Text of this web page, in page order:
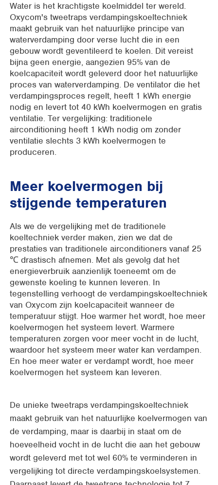
Water is het krachtigste koelmiddel ter wereld.
Oxycom's tweetraps verdampingskoeltechniek
maakt gebruik van het natuurlijke principe van
waterverdamping door verse lucht die in een
gebouw wordt geventileerd te koelen. Dit vereist
bijna geen energie, aangezien 95% van de
koelcapaciteit wordt geleverd door het natuurlijke
proces van waterverdamping. De ventilator die het
verdampingsproces regelt, heeft 1 kWh energie
nodig en levert tot 40 kWh koelvermogen en gratis
ventilatie. Ter vergelijking: traditionele
airconditioning heeft 1 kWh nodig om zonder
ventilatie slechts 3 kWh koelvermogen te
produceren.
Meer koelvermogen bij
stijgende temperaturen
Als we de vergelijking met de traditionele
koeltechniek verder maken, zien we dat de
prestaties van traditionele airconditioners vanaf 25
℃ drastisch afnemen. Met als gevolg dat het
energieverbruik aanzienlijk toeneemt om de
gewenste koeling te kunnen leveren. In
tegenstelling verhoogt de verdampingskoeltechniek
van Oxycom zijn koelcapaciteit wanneer de
temperatuur stijgt. Hoe warmer het wordt, hoe meer
koelvermogen het systeem levert. Warmere
temperaturen zorgen voor meer vocht in de lucht,
waardoor het systeem meer water kan verdampen.
En hoe meer water er verdampt wordt, hoe meer
koelvermogen het systeem kan leveren.
De unieke tweetraps verdampingskoeltechniek
maakt gebruik van het natuurlijke koelvermogen van
de verdamping, maar is daarbij in staat om de
hoeveelheid vocht in de lucht die aan het gebouw
wordt geleverd met tot wel 60% te verminderen in
vergelijking tot directe verdampingskoelsystemen.